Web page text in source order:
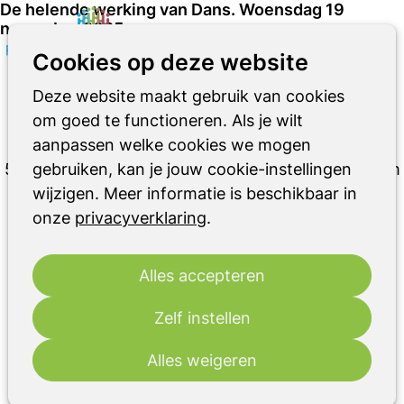
Cookies op deze website
Deze website maakt gebruik van cookies
om goed te functioneren. Als je wilt
aanpassen welke cookies we mogen
gebruiken, kan je jouw cookie-instellingen
wijzigen. Meer informatie is beschikbaar in
onze privacyverklaring.
Alles accepteren
Zelf instellen
Alles weigeren
De helende werking van Dans. Woensdag 19
november 2025
november 2025
Woensdag 19 november hebben we het jaar 2025
afgesloten met een activiteit.
5 Leden van dansgroep Rediscover Me kwamen om
een presentatie te geven over de helende werking
van dans.
Marian (vrijwilligers van het Parkinsoncafé)
deelgenomen aan de actieve workshop.
Het was een bijzonder leuke bijeenkomst.